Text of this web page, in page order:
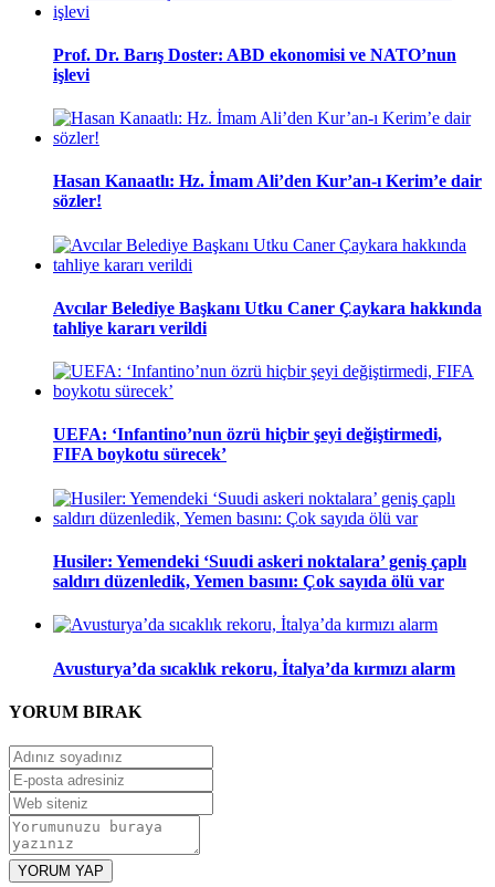
Prof. Dr. Barış Doster: ABD ekonomisi ve NATO’nun
işlevi
Hasan Kanaatlı: Hz. İmam Ali’den Kur’an-ı Kerim’e dair
sözler!
Avcılar Belediye Başkanı Utku Caner Çaykara hakkında
tahliye kararı verildi
UEFA: ‘Infantino’nun özrü hiçbir şeyi değiştirmedi,
FIFA boykotu sürecek’
Husiler: Yemendeki ‘Suudi askeri noktalara’ geniş çaplı
saldırı düzenledik, Yemen basını: Çok sayıda ölü var
Avusturya’da sıcaklık rekoru, İtalya’da kırmızı alarm
YORUM BIRAK
YORUM YAP